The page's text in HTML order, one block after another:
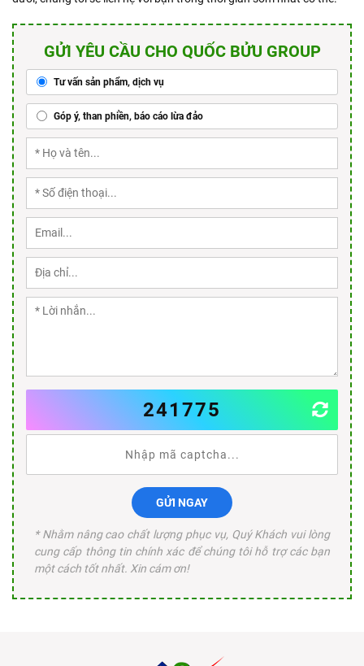
GỬI YÊU CẦU CHO QUỐC BỬU GROUP
Tư vấn sản phẩm, dịch vụ
Góp ý, than phiền, báo cáo lừa đảo
241775
GỬI NGAY
* Nhằm nâng cao chất lượng phục vụ, Quý Khách vui lòng
cung cấp thông tin chính xác để chúng tôi hỗ trợ các bạn
một cách tốt nhất. Xin cám ơn!